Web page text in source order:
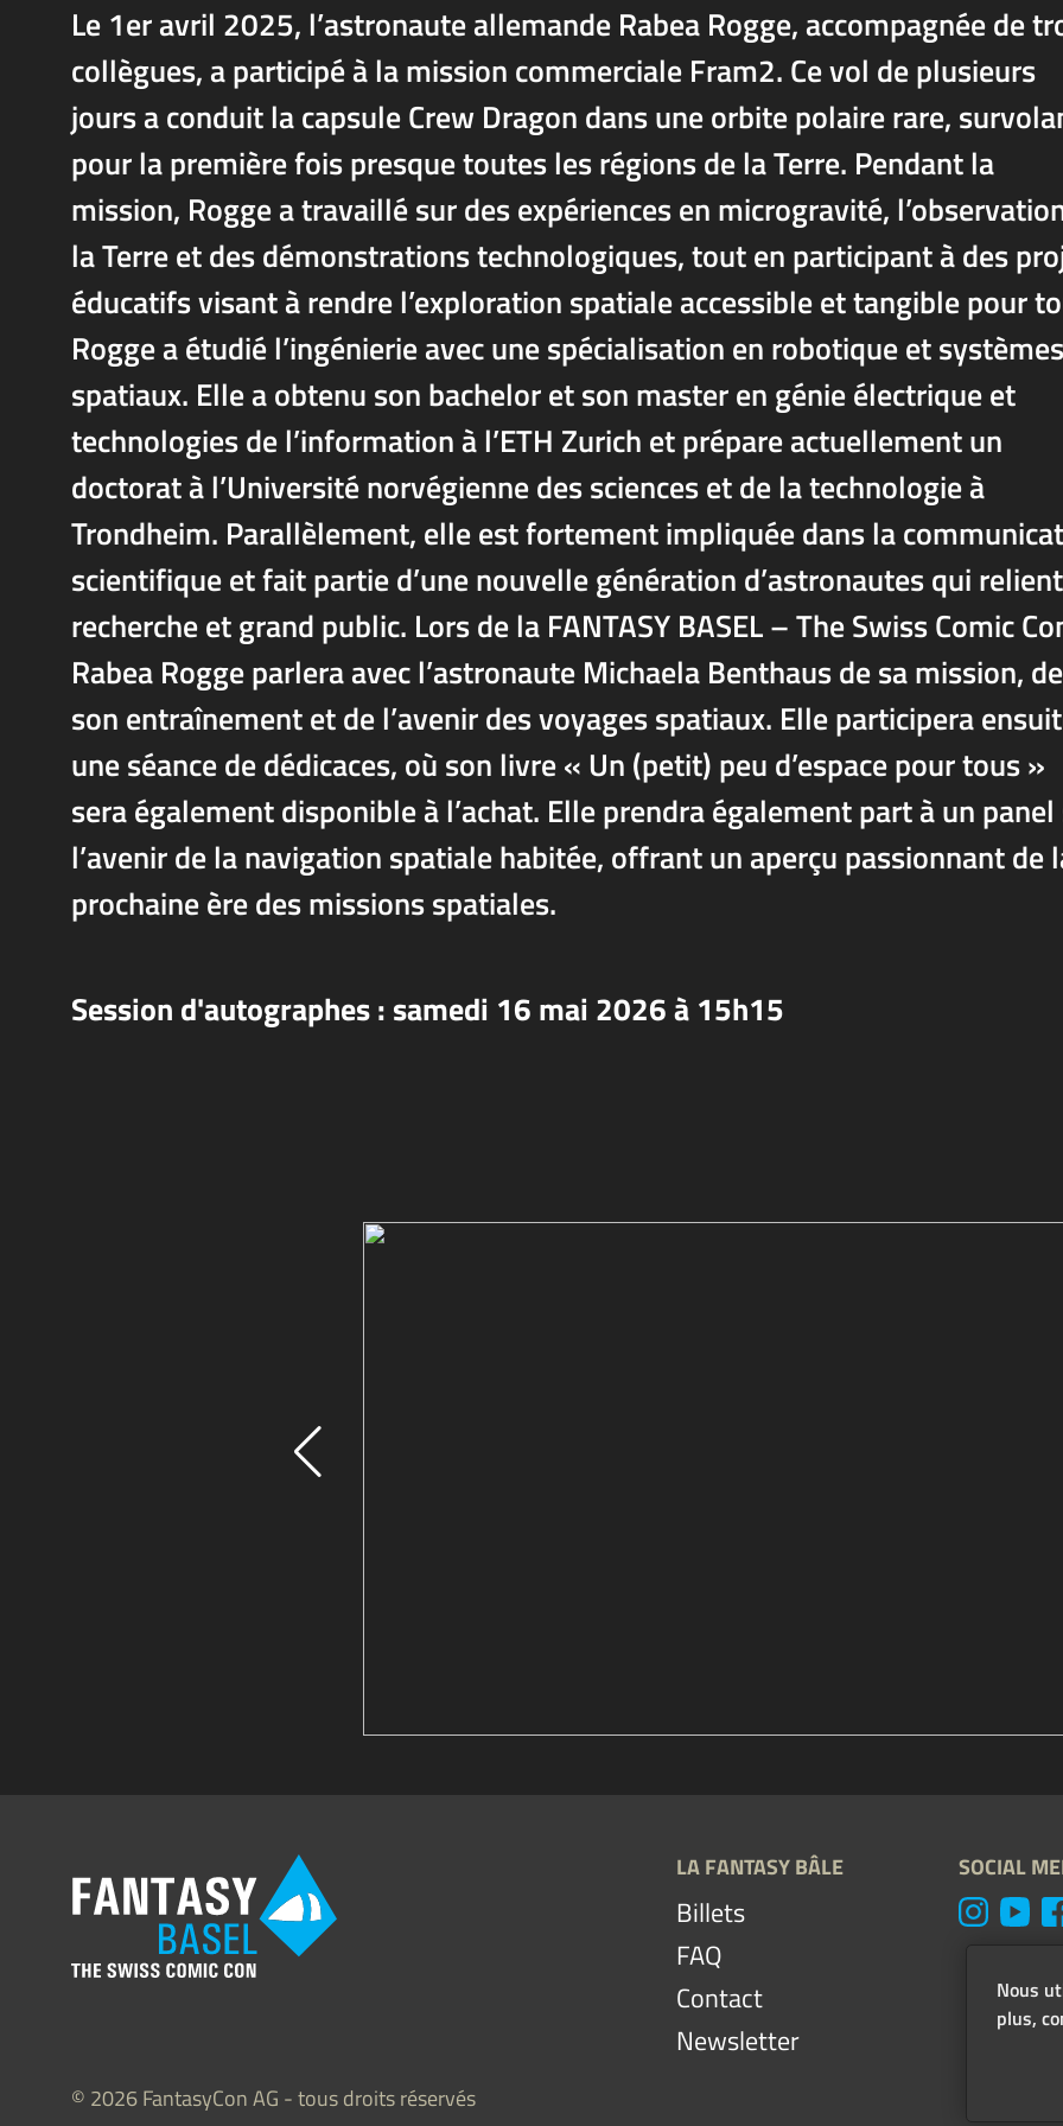
Le 1er avril 2025, l’astronaute allemande Rabea Rogge, accompagnée de
collègues, a participé à la mission commerciale Fram2. Ce vol de plusieurs
jours a conduit la capsule Crew Dragon dans une orbite polaire rare,
pour la première fois presque toutes les régions de la Terre. Pendant la
mission, Rogge a travaillé sur des expériences en microgravité,
la Terre et des démonstrations technologiques, tout en participant à des
éducatifs visant à rendre l’exploration spatiale accessible et tangible pour
Rogge a étudié l’ingénierie avec une spécialisation en robotique et systèmes
spatiaux. Elle a obtenu son bachelor et son master en génie électrique et
technologies de l’information à l’ETH Zurich et prépare actuellement un
doctorat à l’Université norvégienne des sciences et de la technologie à
Trondheim. Parallèlement, elle est fortement impliquée dans la
scientifique et fait partie d’une nouvelle génération d’astronautes qui relient
recherche et grand public. Lors de la FANTASY BASEL – The Swiss Comic
Rabea Rogge parlera avec l’astronaute Michaela Benthaus de sa mission, de
son entraînement et de l’avenir des voyages spatiaux. Elle participera
une séance de dédicaces, où son livre « Un (petit) peu d’espace pour tous »
sera également disponible à l’achat. Elle prendra également part à un
l’avenir de la navigation spatiale habitée, offrant un aperçu passionnant de
prochaine ère des missions spatiales.
Session d'autographes : samedi 16 mai 2026 à 15h15
LA FANTASY BÂLE
Billets
FAQ
Contact
Newsletter
SOCIAL
© 2026 FantasyCon AG - tous droits réservés
Nous
plus,